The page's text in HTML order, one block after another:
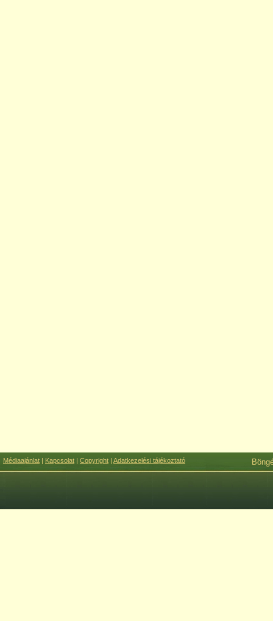
Médiaajánlat | Kapcsolat | Copyright | Adatkezelési tájékoztató